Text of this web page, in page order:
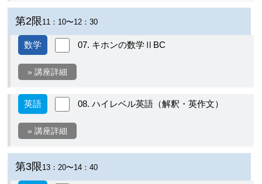
第2限 11：10〜12：30
数学 07. キホンの数学ⅡBC
» 講座詳細
英語 08. ハイレベル英語（解釈・英作文）
» 講座詳細
第3限 13：20〜14：40